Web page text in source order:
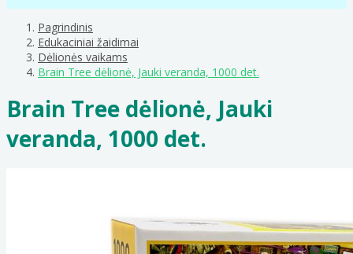
Pagrindinis
Edukaciniai žaidimai
Dėlionės vaikams
Brain Tree dėlionė, Jauki veranda, 1000 det.
Brain Tree dėlionė, Jauki
veranda, 1000 det.